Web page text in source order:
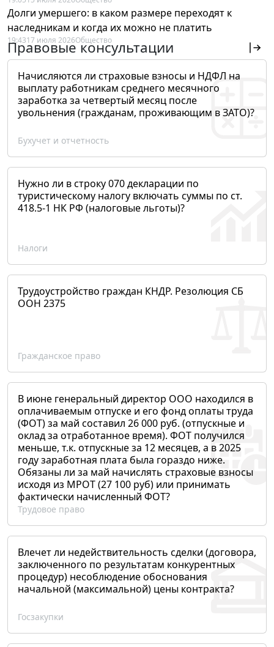
Долги умершего: в каком размере переходят к
наследникам и когда их можно не платить
19:4317 июля 2026Общество
Правовые консультации
Начисляются ли страховые взносы и НДФЛ на
выплату работникам среднего месячного
заработка за четвертый месяц после
увольнения (гражданам, проживающим в ЗАТО)?
Бухучет и отчетность
Нужно ли в строку 070 декларации по
туристическому налогу включать суммы по ст.
418.5-1 НК РФ (налоговые льготы)?
Налоги
Трудоустройство граждан КНДР. Резолюция СБ
ООН 2375
Гражданское право
В июне генеральный директор ООО находился в
оплачиваемым отпуске и его фонд оплаты труда
(ФОТ) за май составил 26 000 руб. (отпускные и
оклад за отработанное время). ФОТ получился
меньше, т.к. отпускные за 12 месяцев, а в 2025
году заработная плата была гораздо ниже.
Обязаны ли за май начислять страховые взносы
исходя из МРОТ (27 100 руб) или принимать
фактически начисленный ФОТ?
Трудовое право
Влечет ли недействительность сделки (договора,
заключенного по результатам конкурентных
процедур) несоблюдение обоснования
начальной (максимальной) цены контракта?
Госзакупки